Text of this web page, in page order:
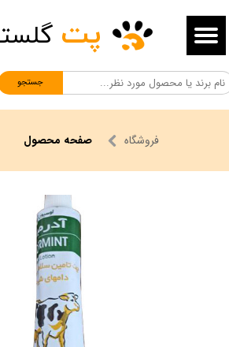
جستجو
پت
حساب کاربری من
تغییر گذر واژه
سفارشات
خروج از حساب کاربری
فروشگاه صفحه محصول